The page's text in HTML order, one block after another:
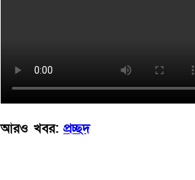
আরও খবর: প্রচ্ছদ